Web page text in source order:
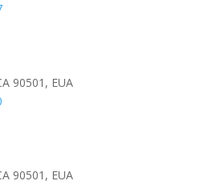
90501, EUA
90501, EUA